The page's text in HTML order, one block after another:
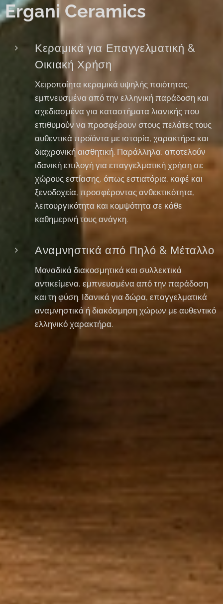
Ergani Ceramics
Κεραμικά για Επαγγελματική &
Οικιακή Χρήση
Χειροποίητα κεραμικά υψηλής ποιότητας,
εμπνευσμένα από την ελληνική παράδοση και
σχεδιασμένα για καταστήματα λιανικής που
επιθυμούν να προσφέρουν στους πελάτες τους
αυθεντικά προϊόντα με ιστορία, χαρακτήρα και
διαχρονική αισθητική. Παράλληλα, αποτελούν
ιδανική επιλογή για επαγγελματική χρήση σε
χώρους εστίασης, όπως εστιατόρια, καφέ και
ξενοδοχεία, προσφέροντας ανθεκτικότητα,
λειτουργικότητα και κομψότητα σε κάθε
καθημερινή τους ανάγκη.
Αναμνηστικά από Πηλό & Μέταλλο
Μοναδικά διακοσμητικά και συλλεκτικά
αντικείμενα, εμπνευσμένα από την παράδοση
και τη φύση. Ιδανικά για δώρα, επαγγελματικά
αναμνηστικά ή διακόσμηση χώρων με αυθεντικό
ελληνικό χαρακτήρα.